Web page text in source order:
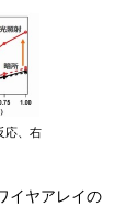
応、右
イヤアレイの